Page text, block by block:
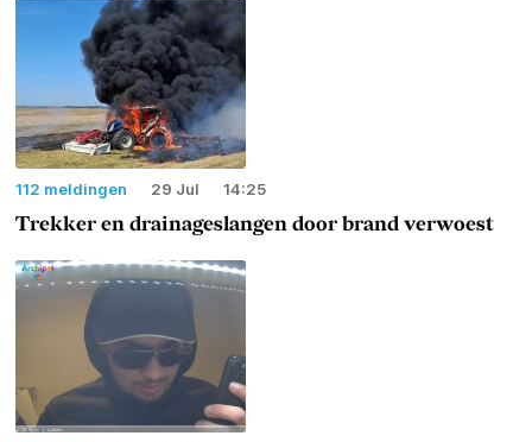
112 meldingen 29 Jul 14:25
Trekker en drainageslangen door brand verwoest